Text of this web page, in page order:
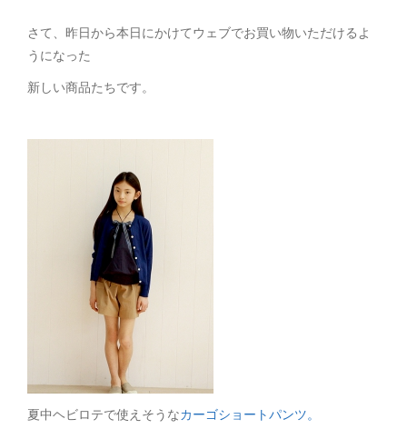
さて、昨日から本日にかけてウェブでお買い物いただけるよ
うになった
新しい商品たちです。
夏中ヘビロテで使えそうなカーゴショートパンツ。